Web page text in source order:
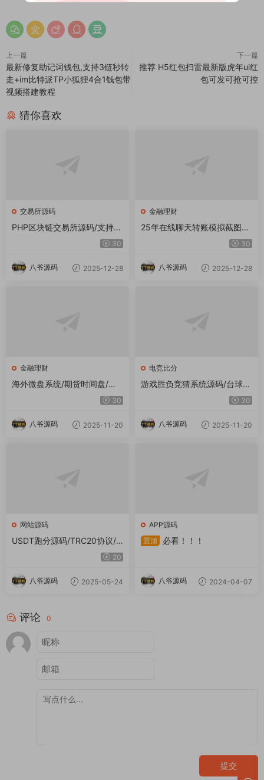
上一篇
最新修复助记词钱包,支持3链秒转
走+im比特派TP小狐狸4合1钱包带
视频搭建教程
下一篇
推荐 H5红包扫雷最新版虎年ui红
包可发可抢可控
猜你喜欢
交易所源码
PHP区块链交易所源码/支持元
宇宙 锁仓挖矿、币币、法币、
30
八爷源码 2025-12-28
金融理财
25年在线聊天转账模拟截图工
具网站源码转账支付截图生成
30
八爷源码 2025-12-28
金融理财
海外微盘系统/期货时间盘/多
30
八爷源码 2025-11-20
电竞比分
游戏胜负竞猜系统源码/台球有
奖竞猜/自定义赛事/冠军优胜
猜游戏胜负竞猜系统源码/台球
有奖竞猜/自定义赛事/冠军优
胜猜
30
八爷源码 2025-11-20
网站源码
USDT跑分源码/TRC20协议/E
RC20协议监听自动回调/usdt
支付系统源码(带三级分销)
20
八爷源码 2025-05-24
APP源码
置顶
必看！！！
八爷源码 2024-04-07
评论 0
提交